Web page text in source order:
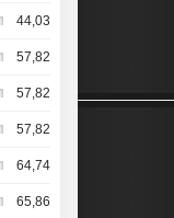
44,03
57,82
57,82
57,82
64,74
65,86